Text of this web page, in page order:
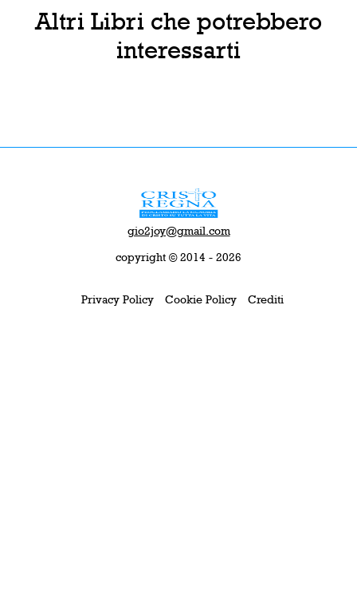
Altri Libri che potrebbero
interessarti
gio2joy@gmail.com
copyright © 2014 - 2026
Privacy Policy Cookie Policy Crediti